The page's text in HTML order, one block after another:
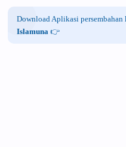
Download Aplikasi persembahan
Islamuna 👉